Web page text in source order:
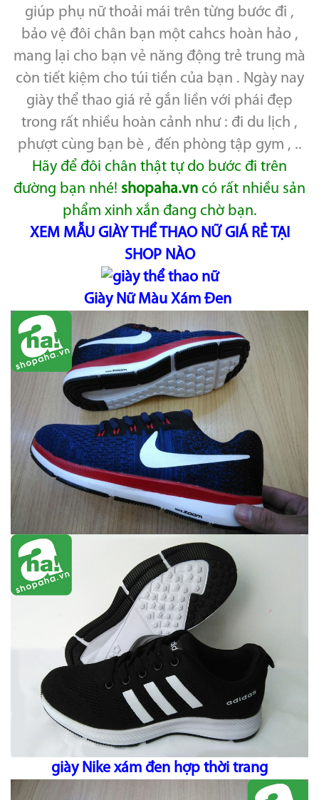
giúp phụ nữ thoải mái trên từng bước đi ,
bảo vệ đôi chân bạn một cahcs hoàn hảo ,
mang lại cho bạn vẻ năng động trẻ trung mà
còn tiết kiệm cho túi tiền của bạn . Ngày nay
giày thể thao giá rẻ gắn liền với phái đẹp
trong rất nhiều hoàn cảnh như : đi du lịch ,
phượt cùng bạn bè , đến phòng tập gym , ..
Hãy để đôi chân thật tự do bước đi trên
đường bạn nhé! shopaha.vn có rất nhiều sản
phẩm xinh xắn đang chờ bạn.
XEM MẪU GIÀY THỂ THAO NỮ GIÁ RẺ TẠI
SHOP NÀO
Giày Nữ Màu Xám Đen
giày Nike xám đen hợp thời trang